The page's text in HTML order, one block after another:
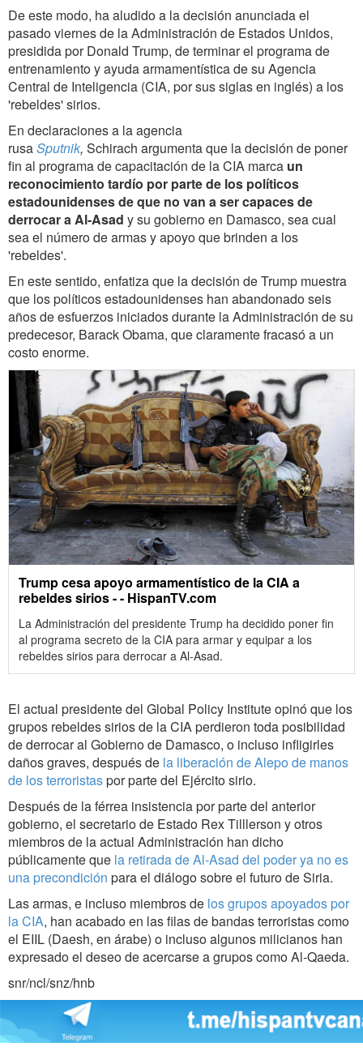
De este modo, ha aludido a la decisión anunciada el
pasado viernes de la Administración de Estados Unidos,
presidida por Donald Trump, de terminar el programa de
entrenamiento y ayuda armamentística de su Agencia
Central de Inteligencia (CIA, por sus siglas en inglés) a los
'rebeldes' sirios.
En declaraciones a la agencia
rusaSputnik, Schirach argumenta que la decisión de poner
fin al programa de capacitación de la CIA marca un
reconocimiento tardío por parte de los políticos
estadounidenses de que no van a ser capaces de
derrocar a Al-Asad y su gobierno en Damasco, sea cual
sea el número de armas y apoyo que brinden a los
'rebeldes'.
En este sentido, enfatiza que la decisión de Trump muestra
que los políticos estadounidenses han abandonado seis
años de esfuerzos iniciados durante la Administración de su
predecesor, Barack Obama, que claramente fracasó a un
costo enorme.
Trump cesa apoyo armamentístico de la CIA a
rebeldes sirios - - HispanTV.com
La Administración del presidente Trump ha decidido poner fin
al programa secreto de la CIA para armar y equipar a los
rebeldes sirios para derrocar a Al-Asad.
El actual presidente del Global Policy Institute opinó que los
grupos rebeldes sirios de la CIA perdieron toda posibilidad
de derrocar al Gobierno de Damasco, o incluso infligirles
daños graves, después de la liberación de Alepo de manos
de los terroristaspor parte del Ejército sirio.
Después de la férrea insistencia por parte del anterior
gobierno, el secretario de Estado Rex Tilllerson y otros
miembros de la actual Administración han dicho
públicamente que la retirada de Al-Asad del poder ya no es
una precondición para el diálogo sobre el futuro de Siria.
Las armas, e incluso miembros de los grupos apoyados por
la CIA, han acabado en las filas de bandas terroristas como
el EIIL (Daesh, en árabe) o incluso algunos milicianos han
expresado el deseo de acercarse a grupos como Al-Qaeda.
snr/ncl/snz/hnb